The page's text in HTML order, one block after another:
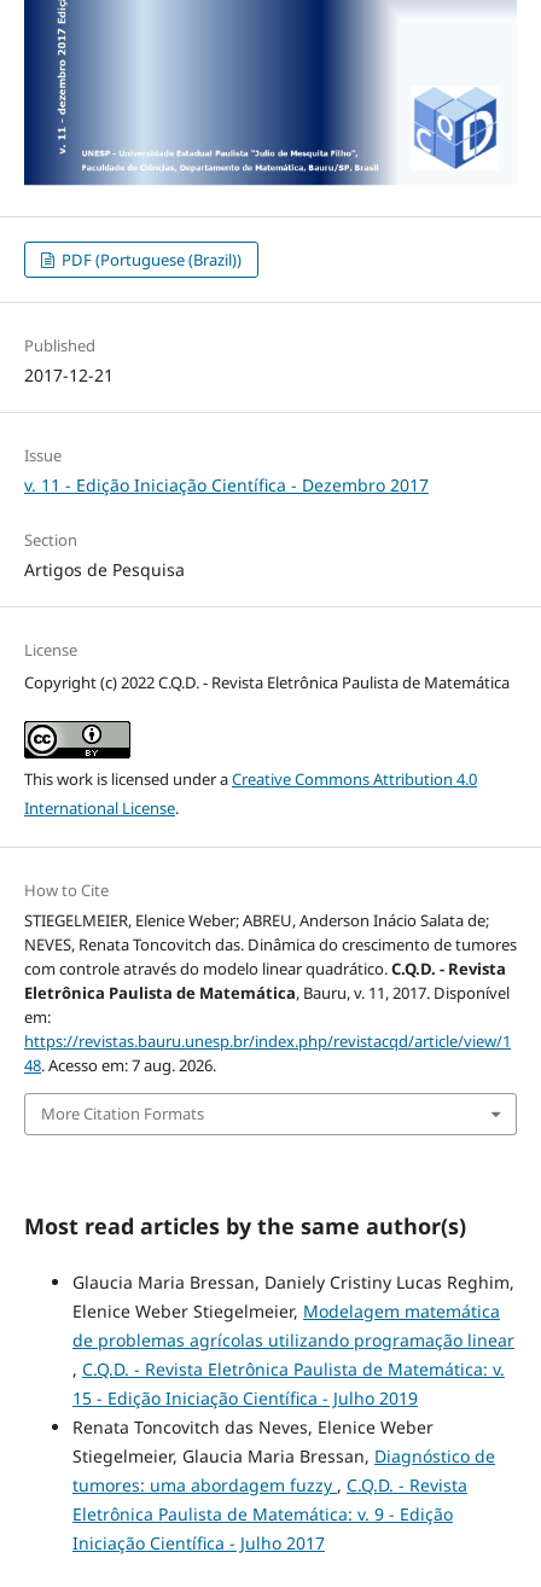
PDF (Portuguese (Brazil))
Published
2017-12-21
Issue
v. 11 - Edição Iniciação Científica - Dezembro 2017
Section
Artigos de Pesquisa
License
Copyright (c) 2022 C.Q.D. - Revista Eletrônica Paulista de Matemática
This work is licensed under aCreative Commons Attribution 4.0
International License.
How to Cite
STIEGELMEIER, Elenice Weber; ABREU, Anderson Inácio Salata de;
NEVES, Renata Toncovitch das. Dinâmica do crescimento de tumores
com controle através do modelo linear quadrático.C.Q.D. - Revista
Eletrônica Paulista de Matemática, Bauru, v. 11, 2017. Disponível
em:
https://revistas.bauru.unesp.br/index.php/revistacqd/article/view/1
48. Acesso em: 7 aug. 2026.
More Citation Formats
Most read articles by the same author(s)
Glaucia Maria Bressan, Daniely Cristiny Lucas Reghim,
Elenice Weber Stiegelmeier, Modelagem matemática
de problemas agrícolas utilizando programação linear
, C.Q.D. - Revista Eletrônica Paulista de Matemática: v.
15 - Edição Iniciação Científica - Julho 2019
Renata Toncovitch das Neves, Elenice Weber
Stiegelmeier, Glaucia Maria Bressan, Diagnóstico de
tumores: uma abordagem fuzzy , C.Q.D. - Revista
Eletrônica Paulista de Matemática: v. 9 - Edição
Iniciação Científica - Julho 2017